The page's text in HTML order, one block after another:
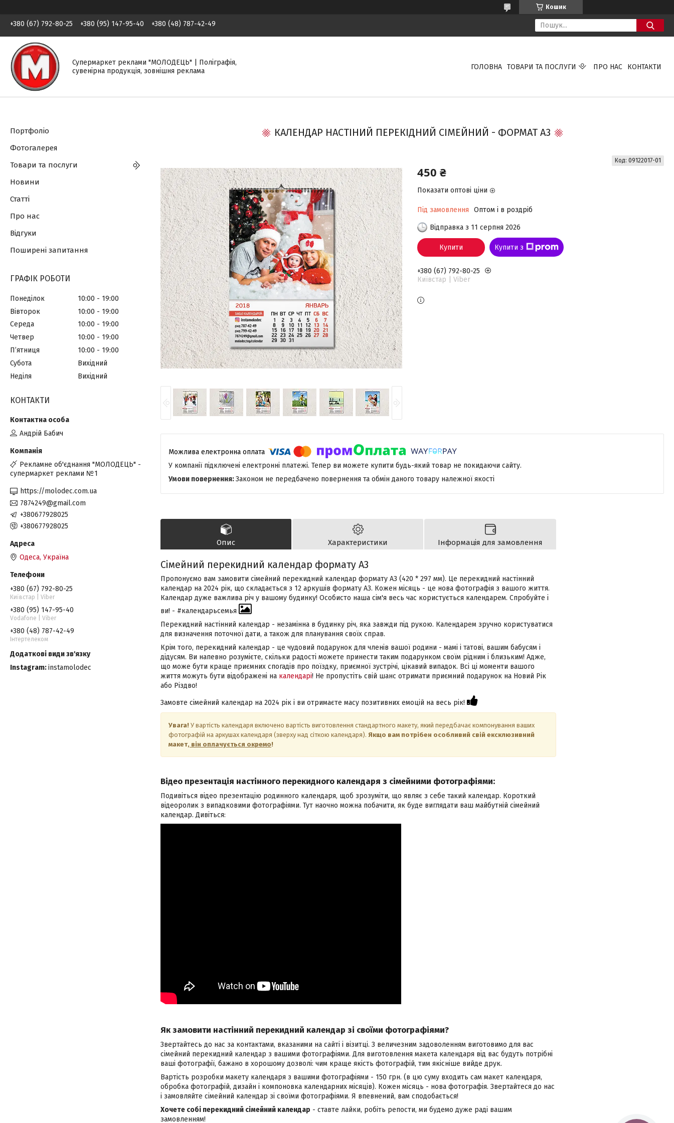
Кошик
+380 (67) 792-80-25 +380 (95) 147-95-40 +380 (48) 787-42-49
Супермаркет реклами "МОЛОДЕЦЬ" | Поліграфія,
сувенірна продукція, зовнішня реклама
ГОЛОВНА ТОВАРИ ТА ПОСЛУГИ ПРО НАС КОНТАКТИ
КАЛЕНДАР НАСТІНИЙ ПЕРЕКІДНИЙ СІМЕЙНИЙ - ФОРМАТ А3
450 ₴
Показати оптові ціни
Під замовлення Оптом і в роздріб
Код: 09122017-01
Відправка з 11 серпня 2026
Купити Купити з
+380 (67) 792-80-25
Київстар | Viber
У компанії підключені електронні платежі. Тепер ви можете купити будь-який товар не покидаючи сайту.
Законом не передбачено повернення та обмін даного товару належної якості
Опис Характеристики Інформація для замовлення
Сімейний перекидний календар формату А3
Пропонуємо вам замовити сімейний перекидний календар формату А3 (420 * 297 мм). Це перекидний настінний
календар на 2024 рік, що складається з 12 аркушів формату А3. Кожен місяць - це нова фотографія з вашого життя.
Календар дуже важлива річ у вашому будинку! Особисто наша сім'я весь час користується календарем. Спробуйте і
ви! - #календарьсемья
Перекидний настінний календар - незамінна в будинку річ, яка завжди під рукою. Календарем зручно користуватися
для визначення поточної дати, а також для планування своїх справ.
Крім того, перекидний календар - це чудовий подарунок для членів вашої родини - мамі і татові, вашим бабусям і
дідусям. Ви напевно розумієте, скільки радості можете принести таким подарунком своїм рідним і близьким! Адже,
що може бути краще приємних спогадів про поїздку, приємної зустрічі, цікавий випадок. Всі ці моменти вашого
життя можуть бути відображені на календарі! Не пропустіть свій шанс отримати приємний подарунок на Новий Рік
або Різдво!
Замовте сімейний календар на 2024 рік і ви отримаєте масу позитивних емоцій на весь рік!
Увага! У вартість календаря включено вартість виготовлення стандартного макету, який передбачає компонування ваших
фотографій на аркушах календаря (зверху над сіткою календаря). Якщо вам потрібен особливий свій ексклюзивний
макет, він оплачується окремо!
Відео презентація настінного перекидного календаря з сімейними фотографіями:
Подивіться відео презентацію родинного календаря, щоб зрозуміти, що являє з себе такий календар. Короткий
відеоролик з випадковими фотографіями. Тут наочно можна побачити, як буде виглядати ваш майбутній сімейний
календар. Дивіться:
Як замовити настінний перекидний календар зі своїми фотографіями?
Звертайтесь до нас за контактами, вказаними на сайті і візитці. З величезним задоволенням виготовимо для вас
сімейний перекидний календар з вашими фотографіями. Для виготовлення макета календаря від вас будуть потрібні
ваші фотографії, бажано в хорошому дозволі: чим краще якість фотографій, тим якісніше вийде друк.
Вартість розробки макету календаря з вашими фотографіями - 150 грн. (в цю суму входить сам макет календаря,
обробка фотографій, дизайн і компоновка календарних місяців). Кожен місяць - нова фотографія. Звертайтеся до нас
і замовляйте сімейний календар зі своїми фотографіями. Я впевнений, вам сподобається!
Хочете собі перекидний сімейний календар - ставте лайки, робіть репости, ми будемо дуже раді вашим
замовленням!
Портфоліо
Фотогалерея
Товари та послуги
Новини
Статті
Про нас
Відгуки
Поширені запитання
ГРАФІК РОБОТИ
Понеділок 10:00
19:00
Вівторок
10:00
19:00
Середа
10:00
19:00
Четвер
10:00
19:00
Пʼятниця
10:00
19:00
Субота
Вихідний
Неділя
Вихідний
КОНТАКТИ
Андрій Бабич
Рекламне об'єднання "МОЛОДЕЦЬ" -
супермаркет реклами №1
https://molodec.com.ua
7874249@gmail.com
+380677928025
+380677928025
Одеса, Україна
+380 (67) 792-80-25
Київстар | Viber
+380 (95) 147-95-40
Vodafone | Viber
+380 (48) 787-42-49
Інтертелеком
Instagram instamolodec